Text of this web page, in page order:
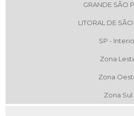
GRANDE SÃO
LITORAL DE
SP -
Zona
Zona
Zona Sul